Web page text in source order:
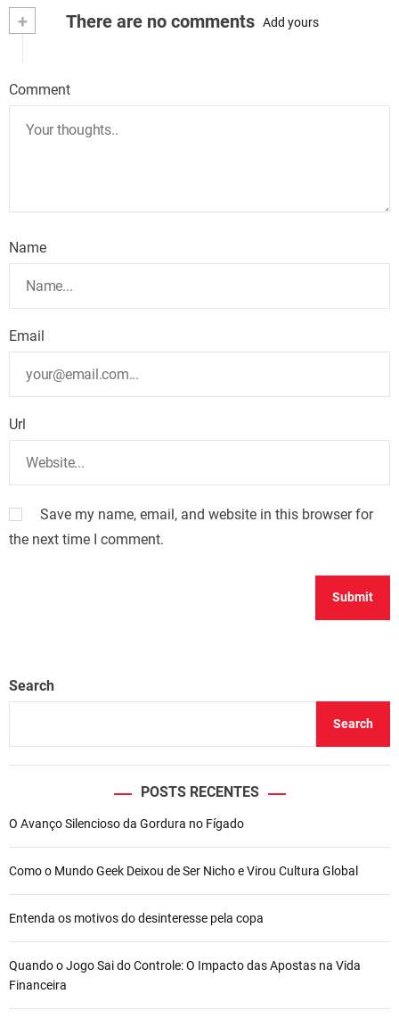
+ There are no comments Add yours
Comment
Name
Email
Url
Save my name, email, and website in this browser for
the next time I comment.
Search
Search
POSTS RECENTES
O Avanço Silencioso da Gordura no Fígado
Como o Mundo Geek Deixou de Ser Nicho e Virou Cultura Global
Entenda os motivos do desinteresse pela copa
Quando o Jogo Sai do Controle: O Impacto das Apostas na Vida
Financeira